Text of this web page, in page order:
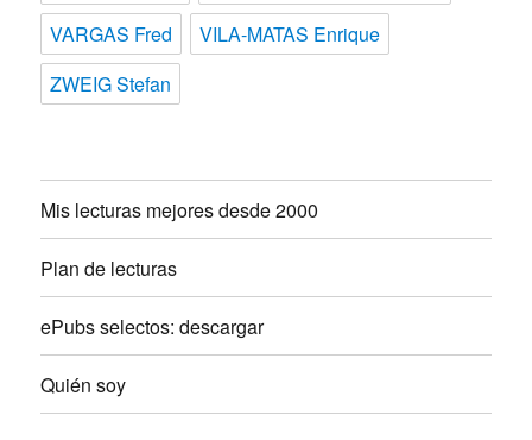
VARGAS Fred
VILA-MATAS Enrique
ZWEIG Stefan
Mis lecturas mejores desde 2000
Plan de lecturas
ePubs selectos: descargar
Quién soy